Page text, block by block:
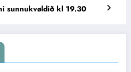
sunnukvøldið kl 19.30